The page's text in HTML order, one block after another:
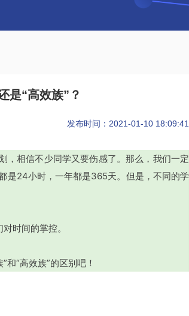
是“高效族”？
发布时间：2021-01-10 18:09:41
，相信不少同学又要伤感了。那么，我们一定
24小时，一年都是365天。但是，不同的学
时间的掌控。
“高效族”的区别吧！